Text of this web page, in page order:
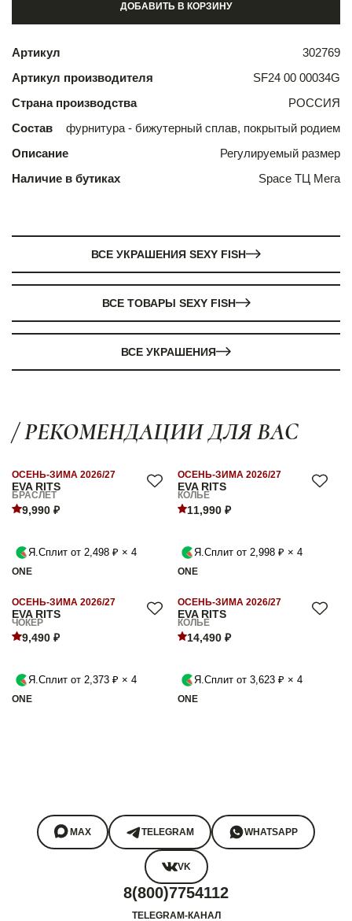
ДОБАВИТЬ В КОРЗИНУ
Артикул
302769
Артикул производителя
SF24 00 00034G
Страна производства
РОССИЯ
Состав
фурнитура - бижутерный сплав, покрытый родием
Описание
Регулируемый размер
Наличие в бутиках
Space ТЦ Мега
ВСЕ УКРАШЕНИЯ SEXY FISH
ВСЕ ТОВАРЫ SEXY FISH
ВСЕ УКРАШЕНИЯ
/ РЕКОМЕНДАЦИИ ДЛЯ ВАС
EVA RITS
ОСЕНЬ-ЗИМА 2026/27
БРАСЛЕТ
9,990 ₽
Я.Сплит от 2,498 ₽ × 4
ONE
EVA RITS
ОСЕНЬ-ЗИМА 2026/27
КОЛЬЕ
11,990 ₽
Я.Сплит от 2,998 ₽ × 4
ONE
EVA RITS
ОСЕНЬ-ЗИМА 2026/27
ЧОКЕР
9,490 ₽
Я.Сплит от 2,373 ₽ × 4
ONE
EVA RITS
ОСЕНЬ-ЗИМА 2026/27
КОЛЬЕ
14,490 ₽
Я.Сплит от 3,623 ₽ × 4
ONE
MAX TELEGRAM WHATSAPP
VK
8(800)7754112
TELEGRAM-КАНАЛ